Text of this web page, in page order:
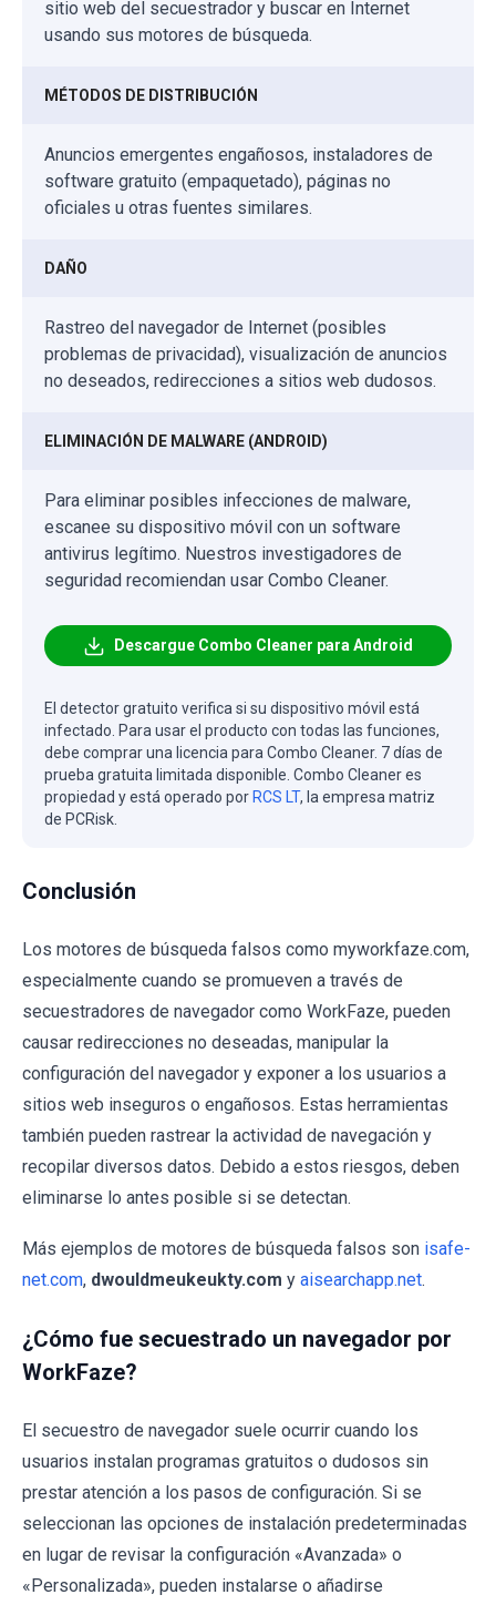
sitio web del secuestrador y buscar en Internet
usando sus motores de búsqueda.
MÉTODOS DE DISTRIBUCIÓN
Anuncios emergentes engañosos, instaladores de
software gratuito (empaquetado), páginas no
oficiales u otras fuentes similares.
DAÑO
Rastreo del navegador de Internet (posibles
problemas de privacidad), visualización de anuncios
no deseados, redirecciones a sitios web dudosos.
ELIMINACIÓN DE MALWARE (ANDROID)
Para eliminar posibles infecciones de malware,
escanee su dispositivo móvil con un software
antivirus legítimo. Nuestros investigadores de
seguridad recomiendan usar Combo Cleaner.
Descargue Combo Cleaner para Android
El detector gratuito verifica si su dispositivo móvil está
infectado. Para usar el producto con todas las funciones,
debe comprar una licencia para Combo Cleaner. 7 días de
prueba gratuita limitada disponible. Combo Cleaner es
propiedad y está operado por RCS LT, la empresa matriz
de PCRisk.
Conclusión
Los motores de búsqueda falsos como myworkfaze.com,
especialmente cuando se promueven a través de
secuestradores de navegador como WorkFaze, pueden
causar redirecciones no deseadas, manipular la
configuración del navegador y exponer a los usuarios a
sitios web inseguros o engañosos. Estas herramientas
también pueden rastrear la actividad de navegación y
recopilar diversos datos. Debido a estos riesgos, deben
eliminarse lo antes posible si se detectan.
Más ejemplos de motores de búsqueda falsos son isafe-
net.com, dwouldmeukeukty.com y aisearchapp.net.
¿Cómo fue secuestrado un navegador por
WorkFaze?
El secuestro de navegador suele ocurrir cuando los
usuarios instalan programas gratuitos o dudosos sin
prestar atención a los pasos de configuración. Si se
seleccionan las opciones de instalación predeterminadas
en lugar de revisar la configuración «Avanzada» o
«Personalizada», pueden instalarse o añadirse